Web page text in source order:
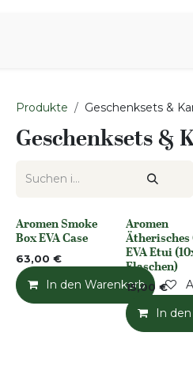
Produkte Geschenksets &
Geschenksets &
None
Aromen Smoke
Box EVA Case
63,00 €
In den Warenkorb
None
Aromen
Ätherisches
EVA Etui
Flaschen)
15,00 €
In